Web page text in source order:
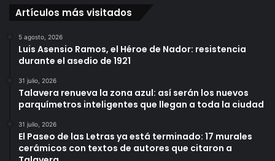
Artículos más visitados
5 agosto, 2026
Luis Asensio Ramos, el Héroe de Nador: resistencia
durante el asedio de 1921
31 julio, 2026
Talavera renueva la zona azul: así serán los nuevos
parquímetros inteligentes que llegan a toda la ciudad
31 julio, 2026
El Paseo de las Letras ya está terminado: 17 murales
cerámicos con textos de autores que citaron a